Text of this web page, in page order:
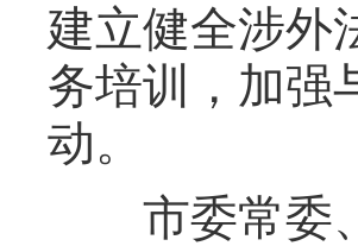
建立健全涉外
务培训，加强
动。
市委常委、